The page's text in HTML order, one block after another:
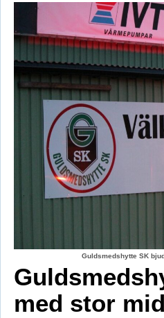
Guldsmedshytte SK
med stor